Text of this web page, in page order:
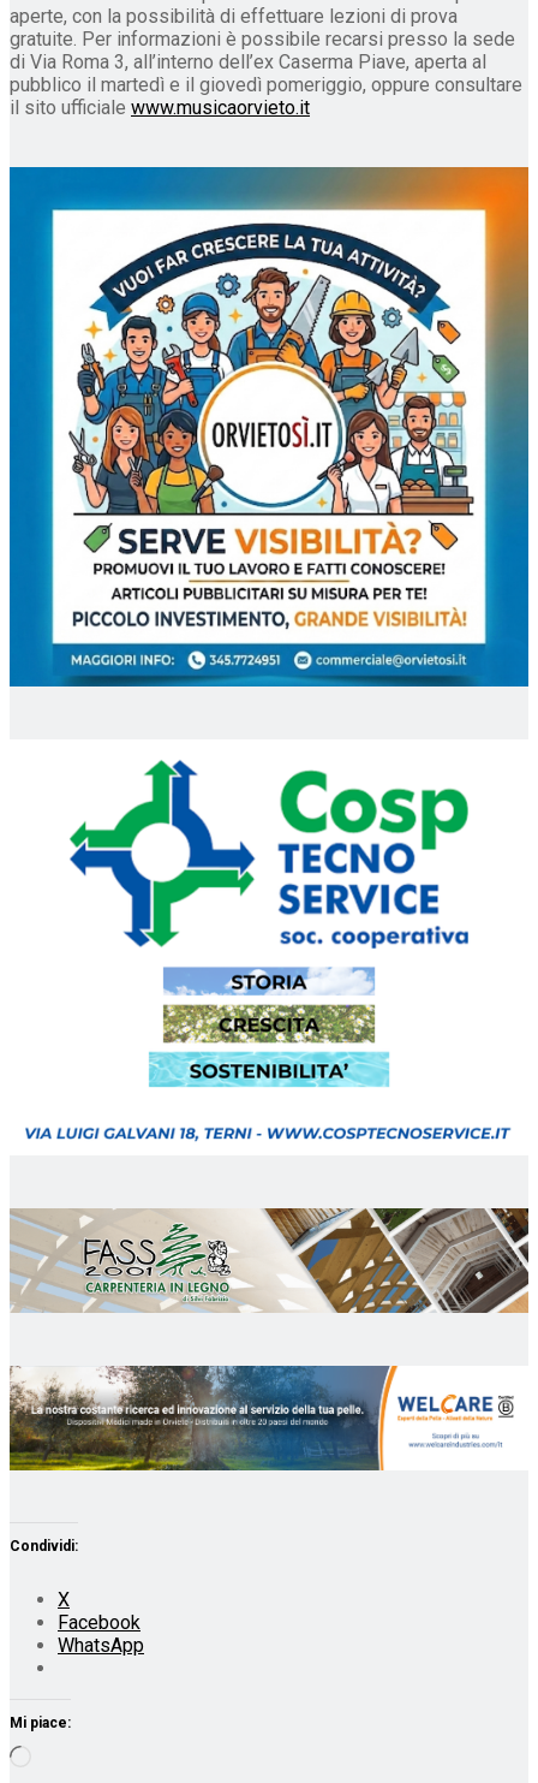
aperte, con la possibilità di effettuare lezioni di prova
gratuite. Per informazioni è possibile recarsi presso la sede
di Via Roma 3, all’interno dell’ex Caserma Piave, aperta al
pubblico il martedì e il giovedì pomeriggio, oppure consultare
il sito ufficiale www.musicaorvieto.it
Condividi:
X
Facebook
WhatsApp
Mi piace: